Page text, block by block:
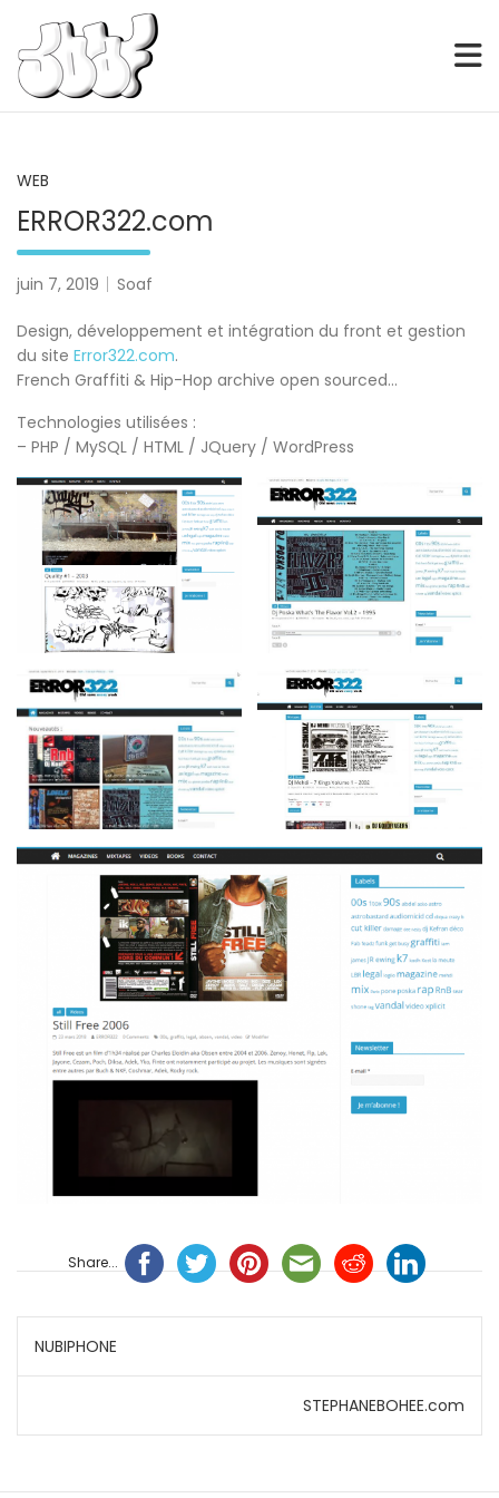
content
SOAF
WEB
ERROR322.com
juin 7, 2019 Soaf
Design, développement et intégration du front et gestion
du site Error322.com.
French Graffiti & Hip-Hop archive open sourced…
Technologies utilisées :
– PHP / MySQL / HTML / JQuery / WordPress
Share...
Navigation
de
l’article
NUBIPHONE
STEPHANEBOHEE.com